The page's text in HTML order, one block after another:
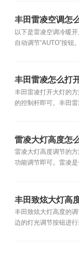
丰田雷凌空调怎
以下是雷凌空调冷暖
自动调节“AUTO”按钮
丰田雷凌怎么打
丰田雷凌打开大灯的
的控制杆即可。丰田雷
雷凌大灯高度怎
雷凌大灯高度调节的
功能调节即可。雷凌
丰田致炫大灯高
丰田致炫大灯高度的
边的灯光调节按钮进